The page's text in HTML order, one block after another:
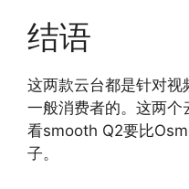
结语
这两款云台都是针对
一般消费者的。这两
看smooth Q2要比
子。